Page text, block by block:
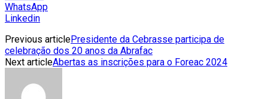
WhatsApp
Linkedin
Previous articlePresidente da Cebrasse participa de
celebração dos 20 anos da Abrafac
Next articleAbertas as inscrições para o Foreac 2024